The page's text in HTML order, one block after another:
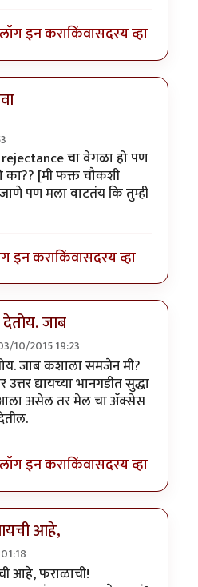
लॉग इन कराकिंवासदस्य व्हा
चा वेगळा हो पण
का?? [मी फक्त चौकशी
पण मला वाटतंय कि तुम्ही
इन कराकिंवासदस्य व्हा
जाब
10/2015 19:23
किंवाbyसमीर_happy go
जाब कशाला समजेन मी?
द्यायच्या भानगडीत सुद्धा
असेल तर मेल चा अ‍ॅक्सेस
लॉग इन कराकिंवासदस्य व्हा
आहे,
आहे, फराळाची!